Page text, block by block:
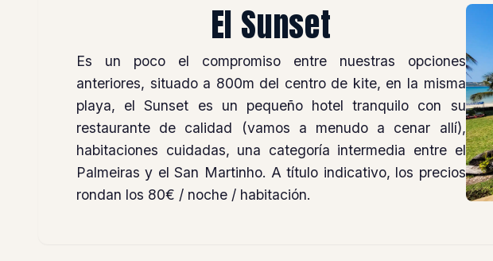
El Sunset
Es un poco el compromiso entre nuestras opciones
anteriores, situado a 800m del centro de kite, en la misma
playa, el Sunset es un pequeño hotel tranquilo con su
restaurante de calidad (vamos a menudo a cenar allí),
habitaciones cuidadas, una categoría intermedia entre el
Palmeiras y el San Martinho. A título indicativo, los precios
rondan los 80€ / noche / habitación.